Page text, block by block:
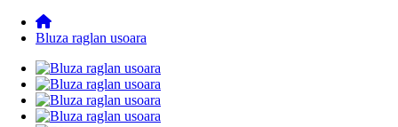
Bluza raglan usoara